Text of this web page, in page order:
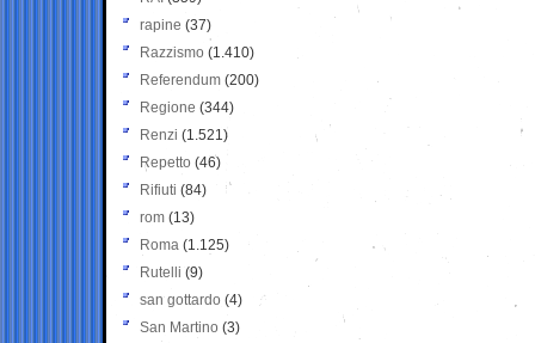
rapine (37)
Razzismo (1.410)
Referendum (200)
Regione (344)
Renzi (1.521)
Repetto (46)
Rifiuti (84)
rom (13)
Roma (1.125)
Rutelli (9)
san gottardo (4)
San Martino (3)